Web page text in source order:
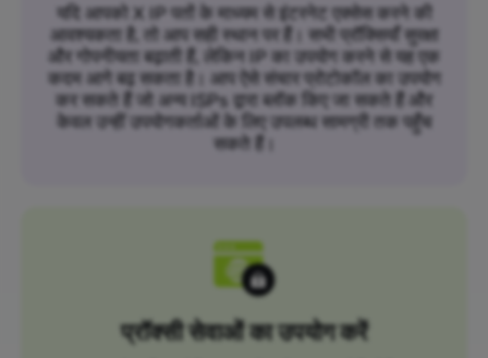
यदि आपको X IP पतों के माध्यम से इंटरनेट एक्सेस करने की
आवश्यकता है, तो आप सही स्थान पर हैं। सभी प्रॉक्सियाँ सुरक्षा
और गोपनीयता बढ़ाती हैं, लेकिन IP का उपयोग करने से यह एक
कदम आगे बढ़ सकता है। आप ऐसे संचार प्रोटोकॉल का उपयोग
कर सकते हैं जो अन्य ISPs द्वारा ब्लॉक किए जा सकते हैं और
केवल उन्हीं उपयोगकर्ताओं के लिए उपलब्ध सामग्री तक पहुँच
सकते हैं।
प्रॉक्सी सेवाओं का उपयोग करें